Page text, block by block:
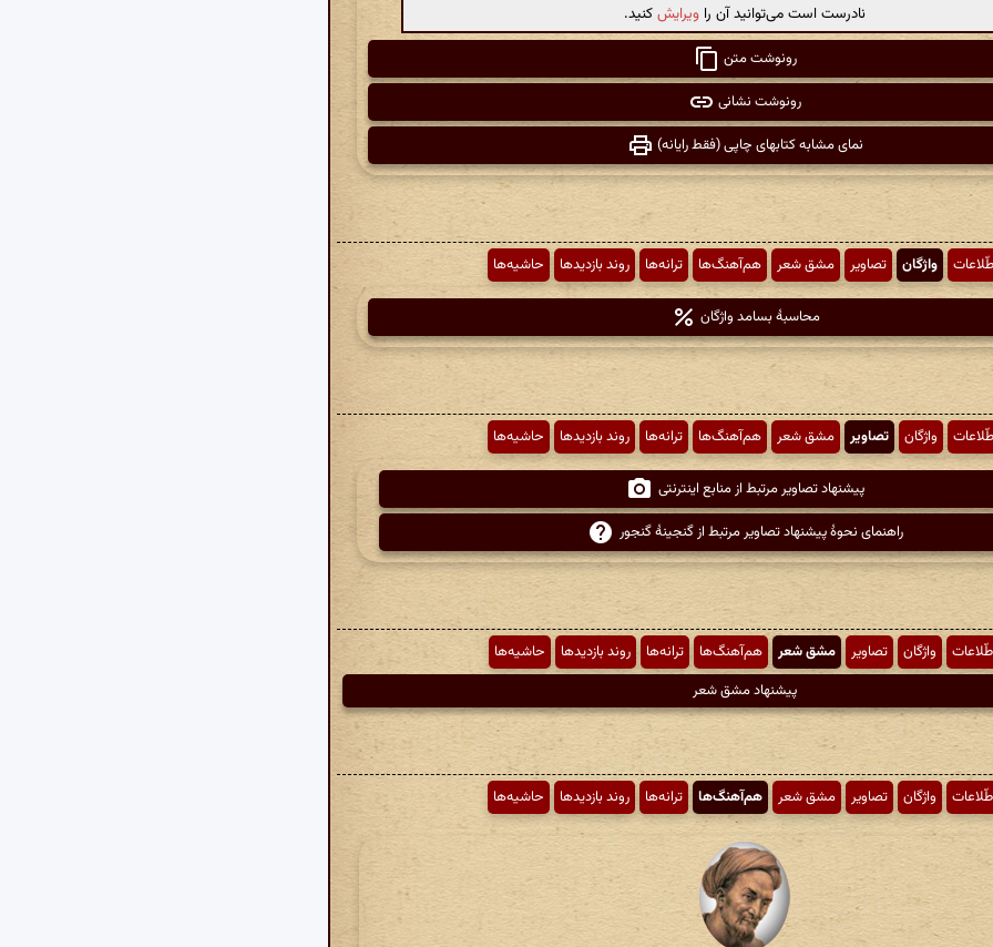
نادرست است می‌توانید آن را ویرایشکنید.
رونوشت متن
رونوشت نشانی
نمای مشابه کتابهای چاپی (فقط رایانه)
واژگان تصاویر مشق شعر هم‌آهنگ‌ها ترانه‌ها روند بازدیدها حاشیه‌ها
محاسبهٔ بسامد واژگان
واژگان تصاویر مشق شعر هم‌آهنگ‌ها ترانه‌ها روند بازدیدها حاشیه‌ها
پیشنهاد تصاویر مرتبط از منابع اینترنتی
راهنمای نحوهٔ پیشنهاد تصاویر مرتبط از گنجینهٔ گنجور
واژگان تصاویر مشق شعر هم‌آهنگ‌ها ترانه‌ها روند بازدیدها
حاشیه‌ها
پیشنهاد مشق شعر
واژگان تصاویر مشق شعر هم‌آهنگ‌ها ترانه‌ها روند بازدیدها حاشیه‌ها